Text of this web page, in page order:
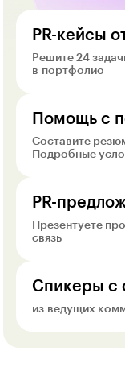
PR-кейсы
Решите 24
в портфолио
Помощь с
Составите
Подробные
PR-
Презентуете
связь
Спикеры с
из ведущих